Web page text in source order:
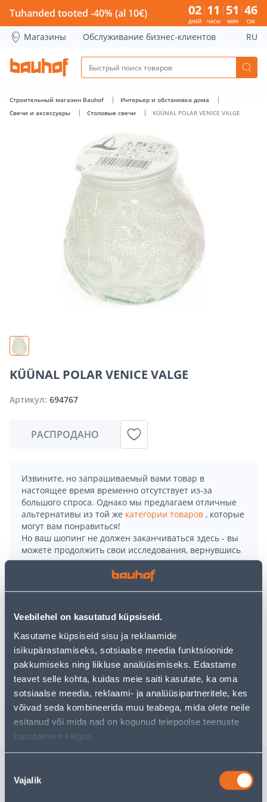
Veebilehel on kasutatud küpsiseid.
Kasutame küpsiseid sisu ja reklaamide
isikupärastamiseks, sotsiaalse meedia funktsioonide
pakkumiseks ning liikluse analüüsimiseks. Edastame
teavet selle kohta, kuidas meie saiti kasutate, ka oma
sotsiaalse meedia, reklaami- ja analüüsipartneritele, kes
võivad seda kombineerida muu teabega, mida olete neile
esitanud või mida nad on kogunud teiepoolse teenuste
kasutamise käigus.
valik
Vajalik
KÜÜNAL POLAR VENICE VALGE - Bauhof has loaded
Tuhanded tooted -40% (al 10€) 02
ДНЕЙ
11
ЧАСЫ
51
МИН
45
СЕК
Магазины Обслуживание бизнес-клиентов RU
Строительный магазин Bauhof
Интерьер и обстановка дома
Свечи и аксессуары
Столовые свечи KÜÜNAL POLAR VENICE VALGE
KÜÜNAL POLAR VENICE VALGE
Артикул: 694767
РАСПРОДАНО
Извините, но запрашиваемый вами товар в
настоящее время временно отсутствует из-за
большого спроса. Однако мы предлагаем отличные
альтернативы из той же категории товаров , которые
могут вам понравиться!
Но ваш шопинг не должен заканчиваться здесь - вы
можете продолжить свои исследования, вернувшись
главную страницуили используя нашу мощную
функцию поиска, чтобы найти еще более приятные
• Valge küünal.
• Mõõtmetega 7 x 7,5 cm.
• Põlemisaeg on u 17 h.
• 14-päevane tagastusõigus.
Доставка невозможна
TOPS